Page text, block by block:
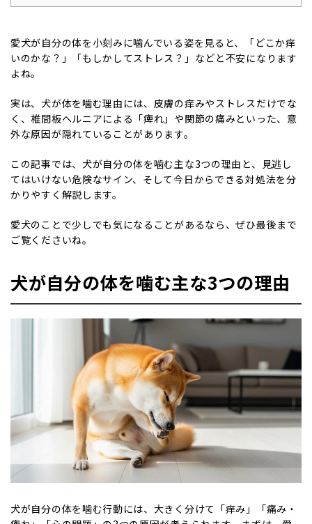
愛犬が自分の体を小刻みに噛んでいる姿を見ると、「どこか痒
いのかな？」「もしかしてストレス？」などと不安になります
よね。
実は、犬が体を噛む理由には、皮膚の痒みやストレスだけでな
く、椎間板ヘルニアによる「痺れ」や関節の痛みといった、意
外な原因が隠れていることがあります。
この記事では、犬が自分の体を噛む主な3つの理由と、見逃し
てはいけない危険なサイン、そして今日からできる対処法を分
かりやすく解説します。
愛犬のことで少しでも気になることがあるなら、ぜひ最後まで
ご覧くださいね。
犬が自分の体を噛む主な3つの理由
犬が自分の体を噛む行動には、大きく分けて「痒み」「痛み・